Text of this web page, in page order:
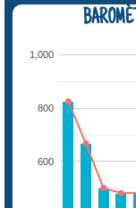
600
800
1,000